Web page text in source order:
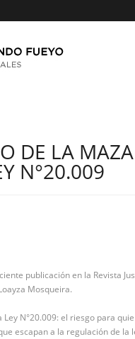
DE LA
N°20.009
publicación en la Revista
Mosqueira.
N°20.009: el riesgo para
escapan a la regulación de la